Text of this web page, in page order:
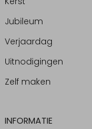
Jubileum
Verjaardag
Uitnodigingen
Zelf maken
INFORMATIE